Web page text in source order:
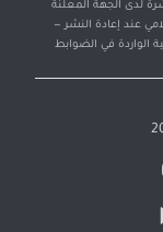
لدى الجهة المعلنة
عند إعادة النشر —
الواردة في الضوابط